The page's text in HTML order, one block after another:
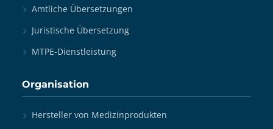
Amtliche Übersetzungen
Juristische Übersetzung
MTPE-Dienstleistung
Organisation
Hersteller von Medizinprodukten